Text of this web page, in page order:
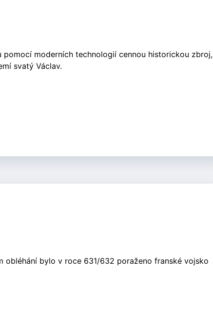
moderních technologií cennou historickou zbroj,
svatý Václav.
obléhání bylo v roce 631/632 poraženo franské vojsko